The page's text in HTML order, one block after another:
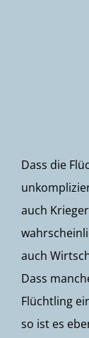
Dass die
auch
auch
Dass
Flüchtling
so ist es